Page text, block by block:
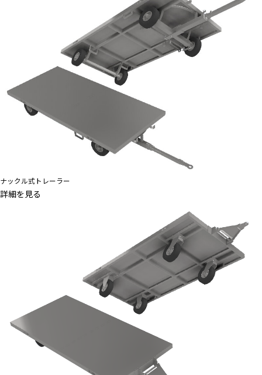
ナックル式トレーラー
詳細を見る